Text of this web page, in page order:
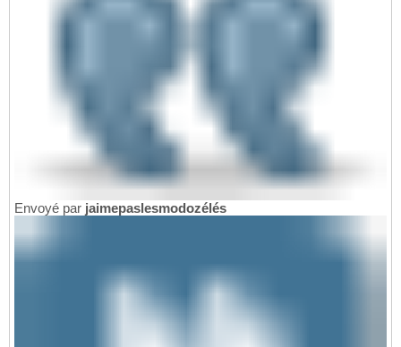
Envoyé par jaimepaslesmodozélés